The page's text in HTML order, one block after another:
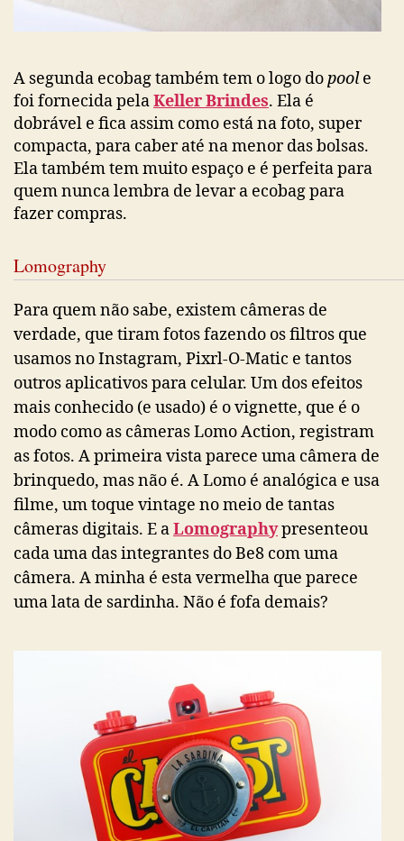
A segunda ecobag também tem o logo dopoole
foi fornecida pelaKeller Brindes. Ela é
dobrável e fica assim como está na foto, super
compacta, para caber até na menor das bolsas.
Ela também tem muito espaço e é perfeita para
quem nunca lembra de levar a ecobag para
fazer compras.
Lomography
Para quem não sabe, existem câmeras de
verdade, que tiram fotos fazendo os filtros que
usamos no Instagram, Pixrl-O-Matic e tantos
outros aplicativos para celular. Um dos efeitos
mais conhecido (e usado) é o vignette, que é o
modo como as câmeras Lomo Action, registram
as fotos. A primeira vista parece uma câmera de
brinquedo, mas não é. A Lomo é analógica e usa
filme, um toque vintage no meio de tantas
câmeras digitais. E aLomographypresenteou
cada uma das integrantes do Be8 com uma
câmera. A minha é esta vermelha que parece
uma lata de sardinha. Não é fofa demais?